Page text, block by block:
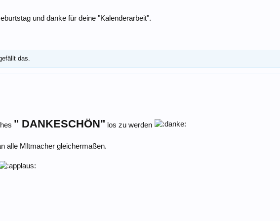
und danke für deine "Kalenderarbeit".
das.
" DANKESCHÖN" los zu werden
alle MItmacher gleichermaßen.